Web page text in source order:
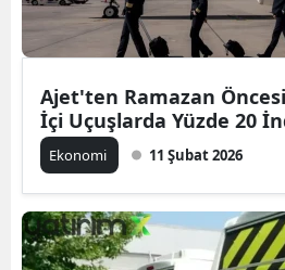
Ajet'ten Ramazan
İçi Uçuşlarda Yüzde 20
Ekonomi 11 Şubat 2026